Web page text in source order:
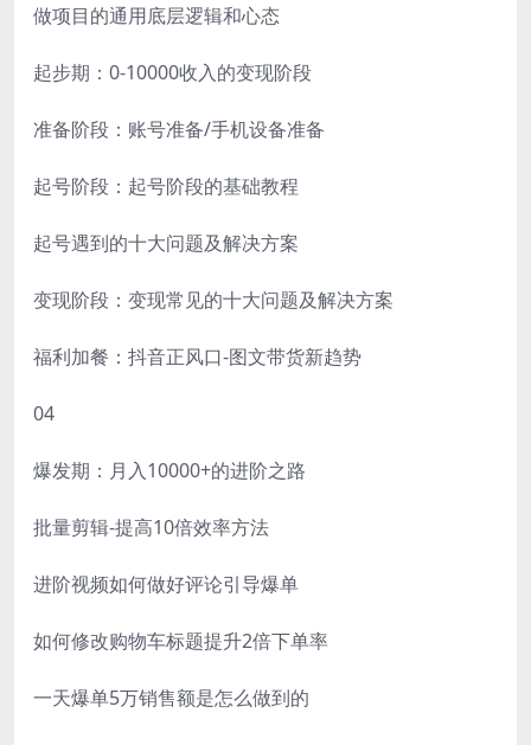
做项目的通用底层逻辑和心态
起步期：0-10000收入的变现阶段
准备阶段：账号准备/手机设备准备
起号阶段：起号阶段的基础教程
起号遇到的十大问题及解决方案
变现阶段：变现常见的十大问题及解决方案
福利加餐：抖音正风口-图文带货新趋势
04
爆发期：月入10000+的进阶之路
批量剪辑-提高10倍效率方法
进阶视频如何做好评论引导爆单
如何修改购物车标题提升2倍下单率
一天爆单5万销售额是怎么做到的